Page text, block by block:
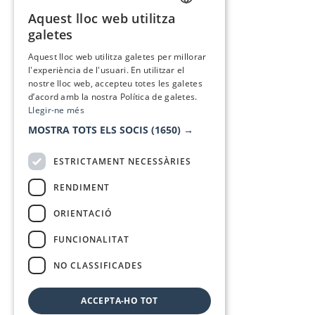
Aquest lloc web utilitza
galetes
Aquest lloc web utilitza galetes per millorar
l'experiència de l'usuari. En utilitzar el
nostre lloc web, accepteu totes les galetes
d’acord amb la nostra Política de galetes.
Llegir-ne més
MOSTRA TOTS ELS SOCIS (1650) →
ESTRICTAMENT NECESSÀRIES
RENDIMENT
ORIENTACIÓ
FUNCIONALITAT
NO CLASSIFICADES
ACCEPTA-HO TOT